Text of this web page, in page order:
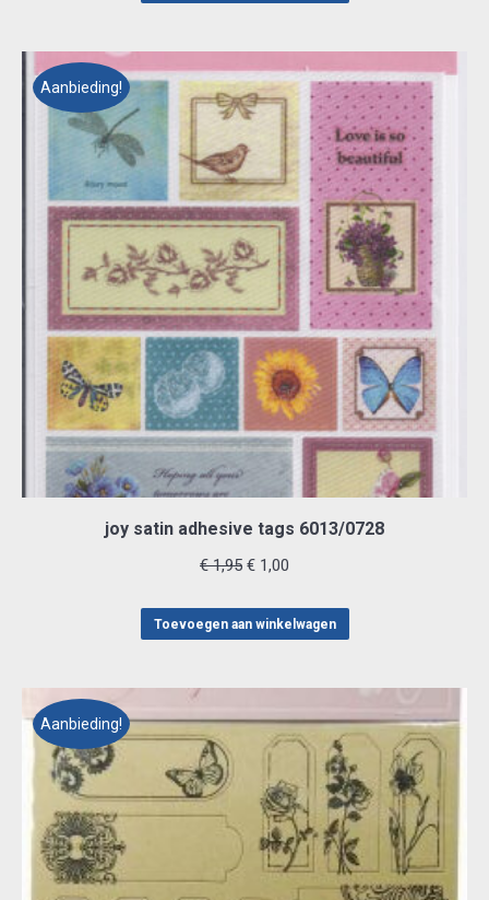
Aanbieding!
joy satin adhesive tags 6013/0728
€1,95 Oorspronkelijke
was:
€ 1,00
is:
Toevoegen aan winkelwagen
Aanbieding!